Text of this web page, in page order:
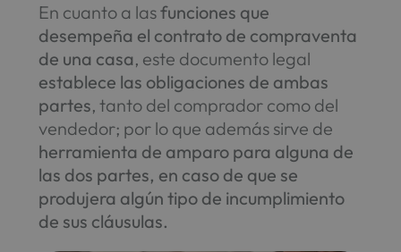
En cuanto a lasfunciones que
desempeña el contrato de compraventa
de una casa, este documento legal
establece las obligaciones de ambas
partes, tanto del comprador como del
vendedor; por lo que además sirve de
herramienta de amparo para alguna de
las dos partes, en caso de que se
produjera algún tipo de incumplimiento
de sus cláusulas.